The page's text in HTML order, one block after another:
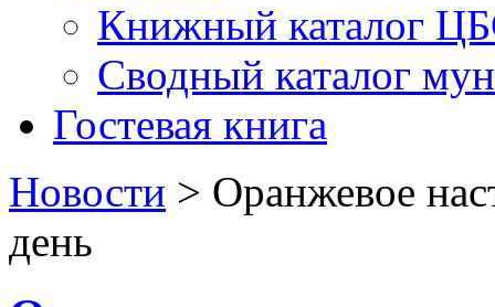
Книжный каталог
Сводный каталог
Гостевая книга
Новости > Оранжевое
день